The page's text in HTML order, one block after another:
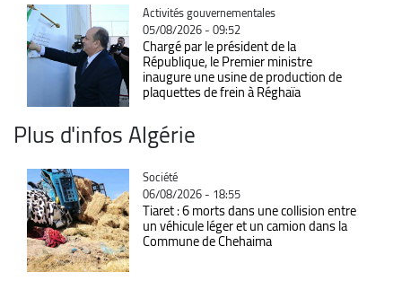
Catégorie
Activités gouvernementales
05/08/2026 - 09:52
Chargé par le président de la
République, le Premier ministre
inaugure une usine de production de
plaquettes de frein à Réghaïa
Plus d'infos Algérie
Catégorie
Société
06/08/2026 - 18:55
Tiaret : 6 morts dans une collision entre
un véhicule léger et un camion dans la
Commune de Chehaima